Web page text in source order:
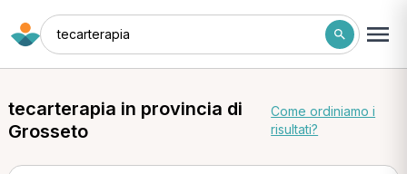
tecarterapia
tecarterapia in provincia di
Grosseto
Come ordiniamo i
risultati?